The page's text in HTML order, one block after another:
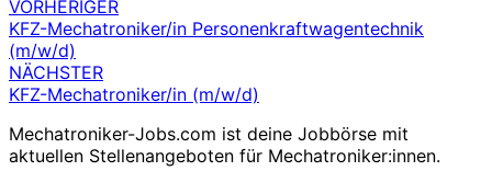
Beitragsnavigation
VORHERIGER
KFZ-Mechatroniker/in Personenkraftwagentechnik
(m/w/d)
NÄCHSTER
KFZ-Mechatroniker/in (m/w/d)
Mechatroniker-Jobs.com ist deine Jobbörse mit
aktuellen Stellenangeboten für Mechatroniker:innen.